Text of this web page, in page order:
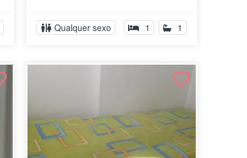
Caravelas,...
Qualquer sexo 1 1